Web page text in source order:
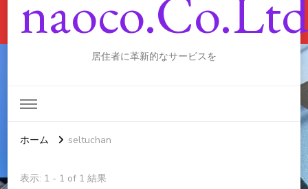
居住者に革新的なサービスを
ホーム seltuchan
表示: 1 - 1 of 1 結果